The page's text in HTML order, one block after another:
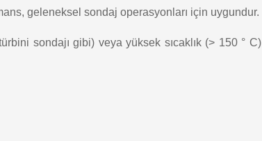
geleneksel sondaj operasyonları için uygundur.
sondajı gibi) veya yüksek sıcaklık (> 150 ° C)